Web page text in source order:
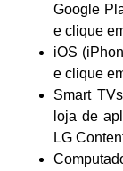
Google
e clique
iOS
e clique
Smart
loja de
LG